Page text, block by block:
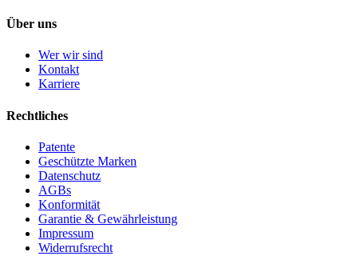
Über uns
Wer wir sind
Kontakt
Karriere
Rechtliches
Patente
Geschützte Marken
Datenschutz
AGBs
Konformität
Garantie & Gewährleistung
Impressum
Widerrufsrecht